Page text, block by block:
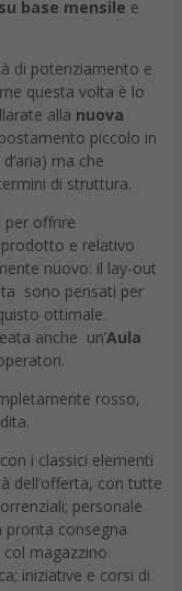
ma che
di struttura.
per offrire
e relativo
nuovo: il lay-out
sono pensati per
ottimale.
anche un’Aula
rosso,
i classici elementi
con tutte
personale
magazzino
iniziative e corsi di
più brillanti della rete
per crescere
di rivenditori.
infatti, in grado di